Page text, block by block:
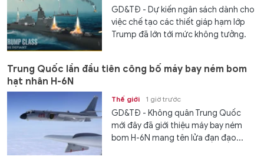
GD&TĐ - Dự kiến ngân sách dành cho
việc chế tạo các thiết giáp hạm lớp
Trump đã lớn tới mức không tưởng.
Trung Quốc lần đầu tiên công bố máy bay ném bom
hạt nhân H-6N
Thế giới 1 giờ trước
GD&TĐ - Không quân Trung Quốc
mới đây đã giới thiệu máy bay ném
bom H-6N mang tên lửa đạn đạo...